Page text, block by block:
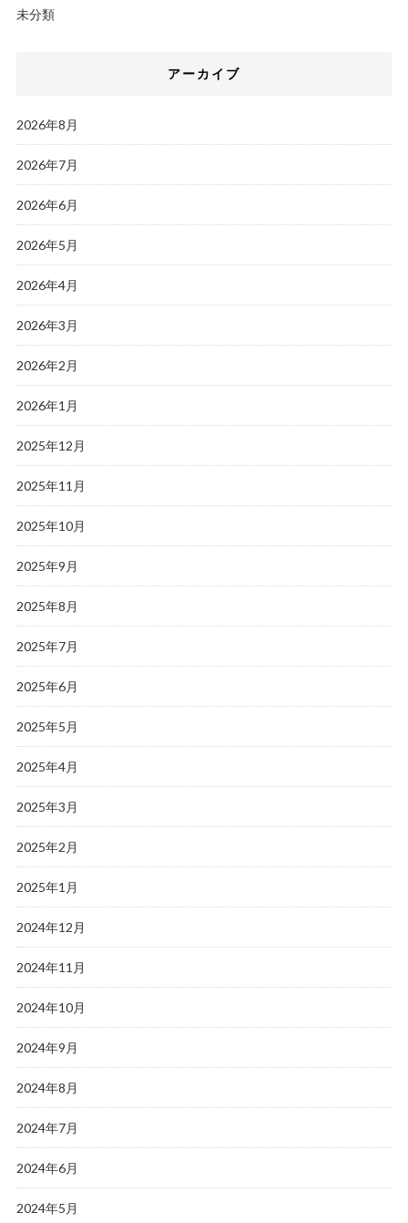
未分類
アーカイブ
2026年8月
2026年7月
2026年6月
2026年5月
2026年4月
2026年3月
2026年2月
2026年1月
2025年12月
2025年11月
2025年10月
2025年9月
2025年8月
2025年7月
2025年6月
2025年5月
2025年4月
2025年3月
2025年2月
2025年1月
2024年12月
2024年11月
2024年10月
2024年9月
2024年8月
2024年7月
2024年6月
2024年5月